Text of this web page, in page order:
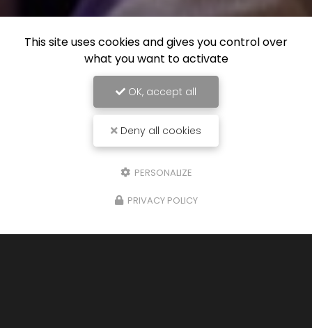
This site uses cookies and gives you control over
what you want to activate
OK, accept all
Deny all cookies
PERSONALIZE
PRIVACY POLICY